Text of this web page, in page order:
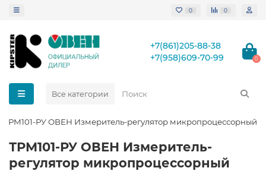
0 0
+7(861)205-88-38
+7(958)609-70-99
0
Все категории
ТРМ101-РУ ОВЕН Измеритель-регулятор микропроцессорный
ТРМ101-РУ ОВЕН Измеритель-
регулятор микропроцессорный